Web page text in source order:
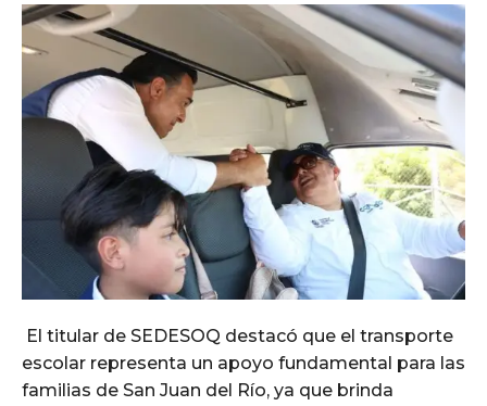
El titular de SEDESOQ destacó que el transporte
escolar representa un apoyo fundamental para las
familias de San Juan del Río, ya que brinda